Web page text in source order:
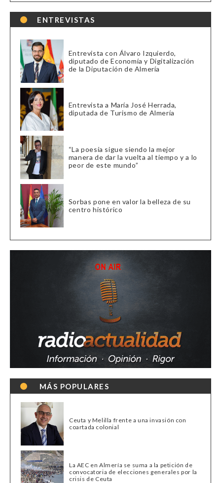
ENTREVISTAS
Entrevista con Álvaro Izquierdo,
diputado de Economía y Digitalización
de la Diputación de Almería
Entrevista a María José Herrada,
diputada de Turismo de Almería
“La poesía sigue siendo la mejor
manera de dar la vuelta al tiempo y a lo
peor de este mundo”
Sorbas pone en valor la belleza de su
centro histórico
MÁS POPULARES
Ceuta y Melilla frente a una invasión con
coartada colonial
La AEC en Almería se suma a la petición de
convocatoria de elecciones generales por la
crisis de Ceuta